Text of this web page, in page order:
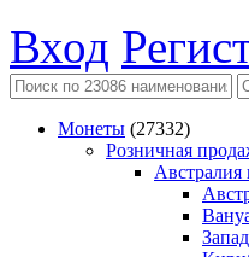
Вход
Монеты (27332)
Розничная